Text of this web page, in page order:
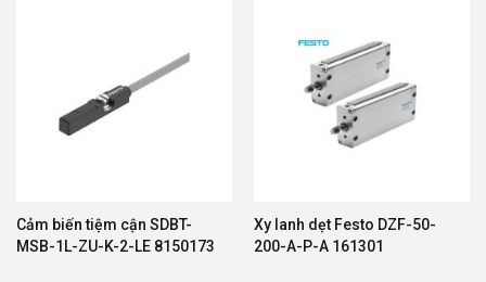
Cảm biến tiệm cận SDBT-
MSB-1L-ZU-K-2-LE 8150173
Xy lanh dẹt Festo DZF-50-
200-A-P-A 161301